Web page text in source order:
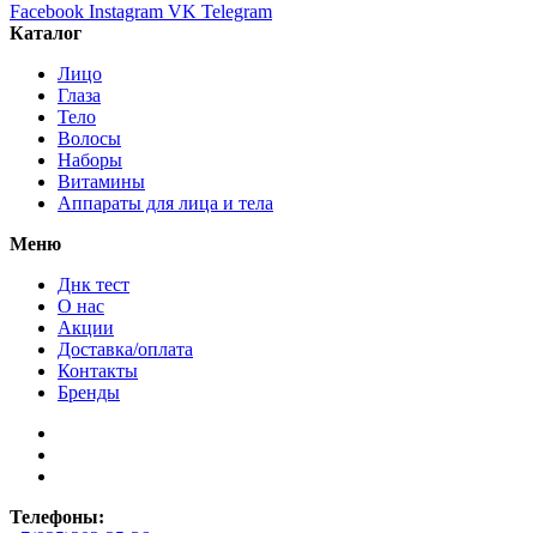
Facebook Instagram VK Telegram
Каталог
Лицо
Глаза
Тело
Волосы
Наборы
Витамины
Аппараты для лица и тела
Меню
Днк тест
О нас
Акции
Доставка/оплата
Контакты
Бренды
Телефоны: